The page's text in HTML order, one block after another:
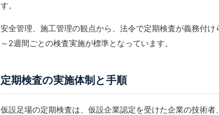
す。
安全管理、 施工管理の観点から、法令で定期検査が義務付
～2週間ごとの検査実施が標準となっています。
定期検査の実施体制と手順
仮設足場の定期検査は、 仮設企業認定を受けた企業の技術